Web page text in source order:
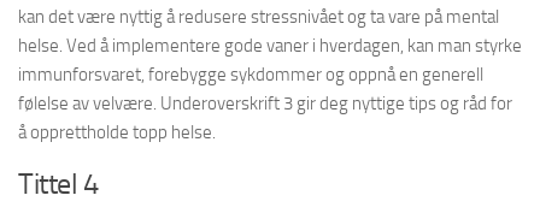
kan det være nyttig å redusere stressnivået og ta vare på mental
helse. Ved å implementere gode vaner i hverdagen, kan man styrke
immunforsvaret, forebygge sykdommer og oppnå en generell
følelse av velvære. Underoverskrift 3 gir deg nyttige tips og råd for
å opprettholde topp helse.
Tittel 4